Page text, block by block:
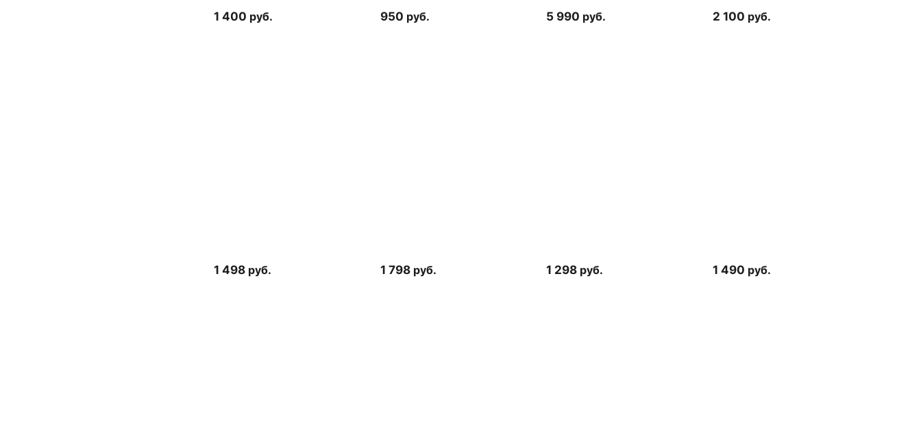
1 400 руб. 950 руб. 5 990 руб. 2 100 руб.
1 498 руб. 1 798 руб. 1 298 руб. 1 490 руб.